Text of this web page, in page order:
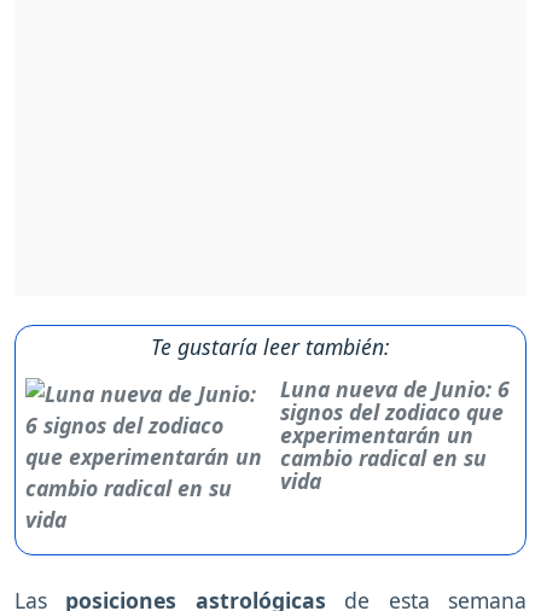
Te gustaría leer también:
Luna nueva de Junio: 6
signos del zodiaco que
experimentarán un
cambio radical en su
vida
Las posiciones astrológicas de esta semana